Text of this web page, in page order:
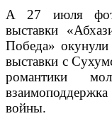
А 27 июля
выставки
Победа»
выставки с
романтики
войны.